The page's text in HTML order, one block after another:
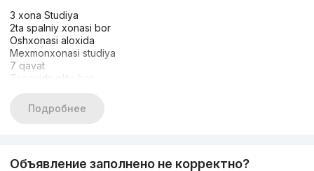
3 xona Studiya
2ta spalniy xonasi bor
Oshxonasi aloxida
Mexmonxonasi studiya
7 qavat
Tepasida plita bor
Tom zor
Lift bor , lift zor
Ibrohim +998949371837
Подробнее
Объявление заполнено не корректно?